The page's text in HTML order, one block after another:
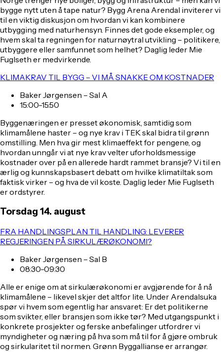
bygge nytt uten å tape natur? Bygg Arena Arendal inviterer vi
til en viktig diskusjon om hvordan vi kan kombinere
utbygging med naturhensyn. Finnes det gode eksempler, og
hvem skal ta regningen for naturnøytral utvikling – politikere,
utbyggere eller samfunnet som helhet? Daglig leder Mie
Fuglseth er medvirkende.
KLIMAKRAV TIL BYGG – VI MÅ SNAKKE OM KOSTNADER
Baker Jørgensen – Sal A
15:00-15:50
Byggenæringen er presset økonomisk, samtidig som
klimamålene haster – og nye krav i TEK skal bidra til grønn
omstilling. Men hva gir mest klimaeffekt for pengene, og
hvordan unngår vi at nye krav velter uforholdsmessige
kostnader over på en allerede hardt rammet bransje? Vi til en
ærlig og kunnskapsbasert debatt om hvilke klimatiltak som
faktisk virker – og hva de vil koste. Daglig leder Mie Fuglseth
er ordstyrer.
Torsdag 14. august
FRA HANDLINGSPLAN TIL HANDLING: LEVERER
REGJERINGEN PÅ SIRKULÆRØKONOMI?
Baker Jørgensen – Sal B
08:30-09:30
Alle er enige om at sirkulærøkonomi er avgjørende for å nå
klimamålene – likevel skjer det altfor lite. Under Arendalsuka
spør vi hvem som egentlig har ansvaret: Er det politikerne
som svikter, eller bransjen som ikke tør? Med utgangspunkt i
konkrete prosjekter og ferske anbefalinger utfordrer vi
myndigheter og næring på hva som må til for å gjøre ombruk
og sirkularitet til normen. Grønn Byggallianse er arrangør.